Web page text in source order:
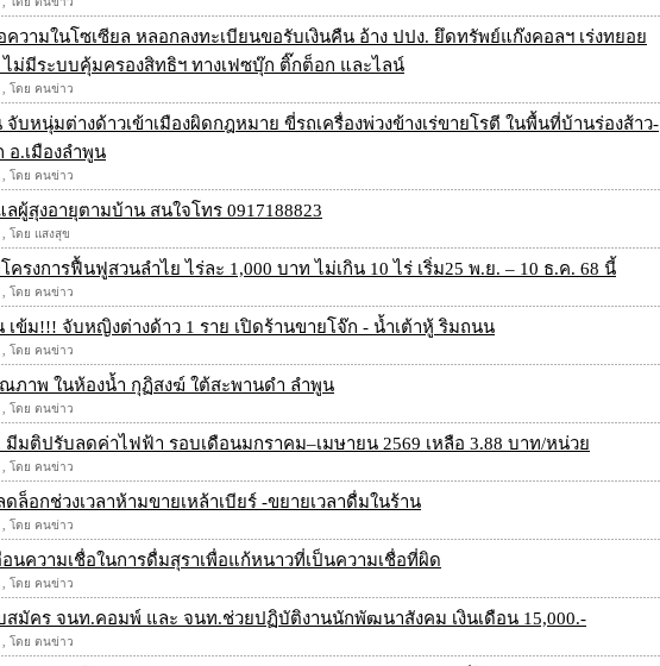
ความในโซเซียล หลอกลงทะเบียนขอรับเงินคืน อ้าง ปปง. ยึดทรัพย์แก๊งคอลฯ เร่งทยอย
ไม่มีระบบคุ้มครองสิทธิฯ ทางเฟซบุ๊ก ติ๊กต็อก และไลน์
, โดย คนข่าว
จับหนุ่มต่างด้าวเข้าเมืองผิดกฎหมาย ขี่รถเครื่องพ่วงข้างเร่ขายโรตี ในพื้นที่บ้านร่องส้าว-
อ.เมืองลำพูน
, โดย คนข่าว
ผู้สุงอายุตามบ้าน สนใจโทร 0917188823
, โดย แสงสุข
ครงการฟื้นฟูสวนลำไย ไร่ละ 1,000 บาท ไม่เกิน 10 ไร่ เริ่ม25 พ.ย. – 10 ธ.ค. 68 นี้
, โดย คนข่าว
เข้ม!!! จับหญิงต่างด้าว 1 ราย เปิดร้านขายโจ๊ก - น้ำเต้าหู้ ริมถนน
, โดย คนข่าว
ภาพ ในห้องน้ำ กุฏิสงฆ์ ใต้สะพานดำ ลำพูน
, โดย ตนข่าว
มติปรับลดค่าไฟฟ้า รอบเดือนมกราคม–เมษายน 2569 เหลือ 3.88 บาท/หน่วย
, โดย คนข่าว
ล็อกช่วงเวลาห้ามขายเหล้าเบียร์ -ขยายเวลาดื่มในร้าน
, โดย คนข่าว
อนความเชื่อในการดื่มสุราเพื่อแก้หนาวที่เป็นความเชื่อที่ผิด
, โดย คนข่าว
มัคร จนท.คอมพ์ และ จนท.ช่วยปฏิบัติงานนักพัฒนาสังคม เงินเดือน 15,000.-
, โดย ตนข่าว